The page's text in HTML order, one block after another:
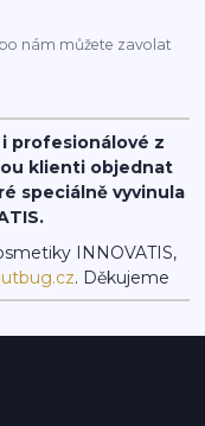
nám můžete zavolat
profesionálové z
klienti objednat
speciálně vyvinula
INNOVATIS,
. Děkujeme